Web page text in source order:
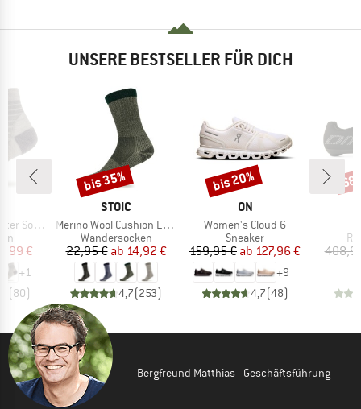
UNSERE BESTSELLER FÜR DICH
Socks
Preis
€
+1
(80)
MARKE
STOIC
Artikel
Merino Wool Cushion Light Socks
Produktgruppe
Wandersocken
Preis
22,95 € reduzierter Preis
ab 14,92 €
4,7(253)
Rabatt
bis 35%
MARKE
ON
Artikel
Women's Cloud 6
Produktgruppe
Sneaker
Preis
159,95 € reduzierter Preis
ab 127,96 €
+9
4,7(48)
Rabatt
bis 20%
Bergfreund Matthias - Geschäftsführung